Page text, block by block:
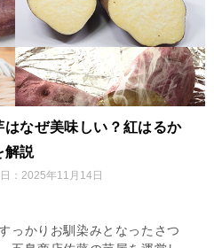
なぜ美味しい？紅はるか
解説
： 2025年11月14日
っかりお馴染みとなったさつ